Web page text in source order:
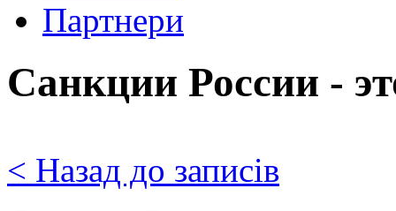
Партнери
Санкции России -
< Назад до записів